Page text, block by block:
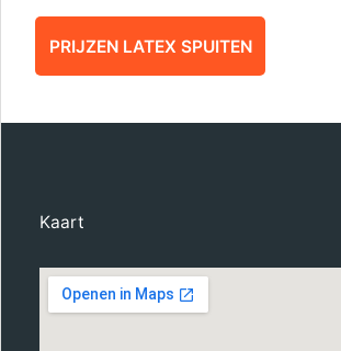
PRIJZEN LATEX SPUITEN
Kaart